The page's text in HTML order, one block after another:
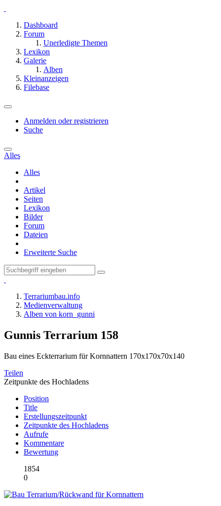
Dashboard
Forum
Unerledigte Themen
Lexikon
Galerie
Alben
Kleinanzeigen
Filebase
Anmelden oder registrieren
Suche
Alles
Alles
Artikel
Seiten
Lexikon
Bilder
Forum
Dateien
Erweiterte Suche
Terrariumbau.info
Medienverwaltung
Alben von korn_gunni
Gunnis Terrarium 158
Bau eines Eckterrarium für Kornnattern 170x170x70x140
Teilen
Zeitpunkte des Hochladens
Position
Title
Erstellungszeitpunkt
Zeitpunkte des Hochladens
Aufrufe
Kommentare
Bewertung
1854
0